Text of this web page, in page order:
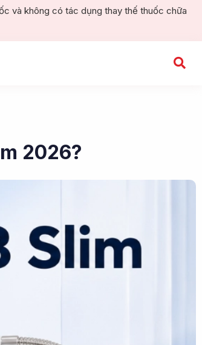
và không có tác dụng thay thế thuốc chữa
2026?